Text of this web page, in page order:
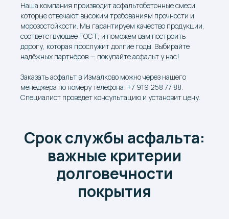
Наша компания производит асфальтобетонные смеси,
которые отвечают высоким требованиям прочности и
морозостойкости. Мы гарантируем качество продукции,
соответствующее ГОСТ, и поможем вам построить
дорогу, которая прослужит долгие годы. Выбирайте
надёжных партнёров — покупайте асфальт у нас!
Заказать асфальт в Измалково можно через нашего
менеджера по номеру телефона: +7 919 258 77 88.
Специалист проведет консультацию и установит цену.
Срок службы асфальта:
важные критерии
долговечности
покрытия